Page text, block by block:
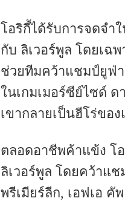
โอริกี้ได้รับการจดจำ
กับ ลิเวอร์พูล โดยเฉ
ช่วยทีมคว้าแชมป์ยูฟ่
ในเกมเมอร์ซีย์ไซด์
เขากลายเป็นฮีโร่ขอ
ตลอดอาชีพค้าแข้ง โ
ลิเวอร์พูล โดยคว้าแ
พรีเมียร์ลีก, เอฟเอ คั